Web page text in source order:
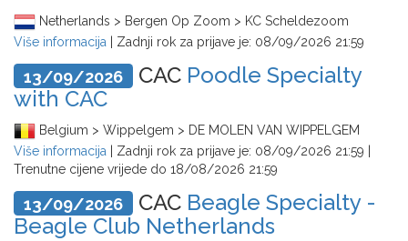
Netherlands > Bergen Op Zoom > KC Scheldezoom
Više informacija
| Zadnji rok za prijave je: 08/09/2026 21:59
13/09/2026 CAC Poodle Specialty
with CAC
Belgium > Wippelgem > DE MOLEN VAN WIPPELGEM
Više informacija
| Zadnji rok za prijave je: 08/09/2026 21:59
Trenutne cijene vrijede do 18/08/2026 21:59
13/09/2026 CAC Beagle Specialty -
Beagle Club Netherlands